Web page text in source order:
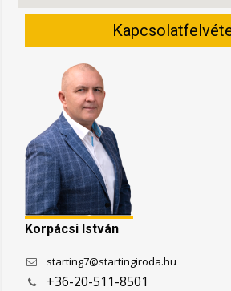
Korpácsi István
starting7@startingiroda.hu
+36-20-511-8501